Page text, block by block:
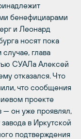
бенефициарами
и Леонард
носят пока
глава
СУАЛа Алексей
отказался. Что
что сообщения
проекте
— он уже проявлял,
в Иркутской
подтверждения